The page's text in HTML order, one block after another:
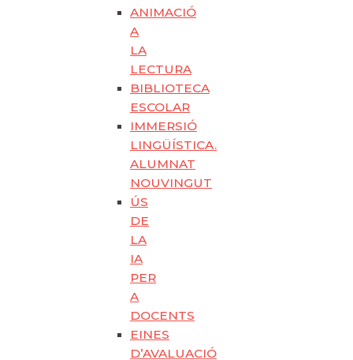
ANIMACIÓ
A
LA
LECTURA
BIBLIOTECA
ESCOLAR
IMMERSIÓ
LINGÜÍSTICA.
ALUMNAT
NOUVINGUT
ÚS
DE
LA
IA
PER
A
DOCENTS
EINES
D’AVALUACIÓ